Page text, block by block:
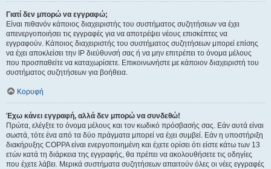
Γιατί δεν μπορώ να εγγραφώ;
Είναι πιθανόν κάποιος διαχειριστής του συστήματος συζητήσεων να έχει
απενεργοποιήσει τις εγγραφές για να αποτρέψει νέους επισκέπτες να
εγγραφούν. Κάποιος διαχειριστής του συστήματος συζητήσεων μπορεί επίσης
να έχει αποκλείσει την IP διεύθυνσή σας ή να μην επιτρέπει το όνομα μέλους
που προσπαθείτε να καταχωρίσετε. Επικοινωνήστε με κάποιον διαχειριστή του
συστήματος συζητήσεων για βοήθεια.
Κορυφή
Έχω κάνει εγγραφή, αλλά δεν μπορώ να συνδεθώ!
Πρώτα, ελέγξτε το όνομα μέλους και τον κωδικό πρόσβασής σας. Εάν αυτά είναι
σωστά, τότε ένα από τα δύο πράγματα μπορεί να έχει συμβεί. Εάν η υποστήριξη
διακήρυξης COPPA είναι ενεργοποιημένη και έχετε ορίσει ότι είστε κάτω των 13
ετών κατά τη διάρκεια της εγγραφής, θα πρέπει να ακολουθήσετε τις οδηγίες
που έχετε λάβει. Μερικά συστήματα συζητήσεων απαιτούν όλες οι νέες εγγραφές